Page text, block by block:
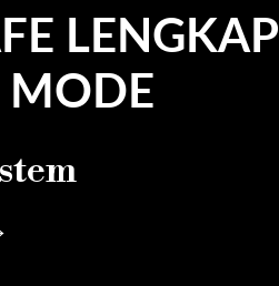
LENGKAP
MODE